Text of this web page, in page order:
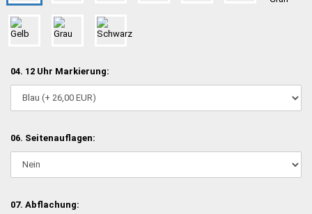
04. 12 Uhr Markierung:
06. Seitenauflagen:
07. Abflachung: